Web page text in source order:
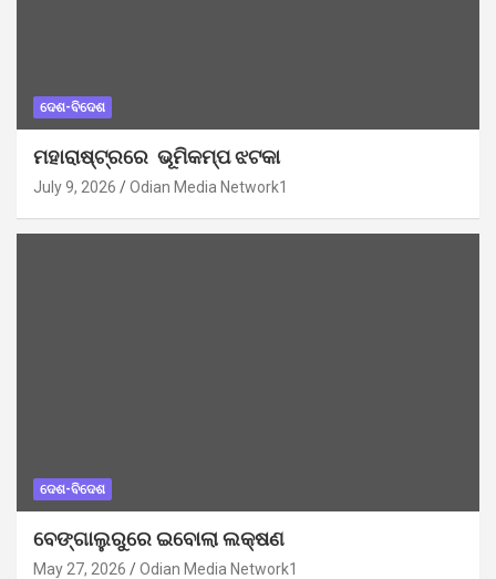
ଦେଶ-ବିଦେଶ
ମହାରାଷ୍ଟ୍ରରେ ଭୂମିକମ୍ପ ଝଟକା
July 9, 2026 Odian Media Network1
ଦେଶ-ବିଦେଶ
ବେଙ୍ଗାଲୁରୁରେ ଇବୋଲା ଲକ୍ଷଣ
May 27, 2026 Odian Media Network1